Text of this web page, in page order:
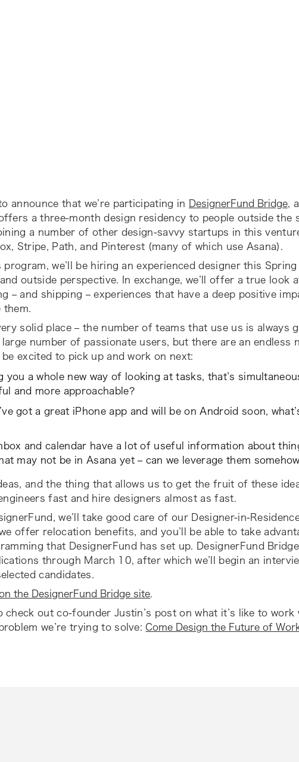
announce that we’re participating in DesignerFund Bridge, a
a three-month design residency to people outside the
a number of other design-savvy startups in this
Stripe, Path, and Pinterest (many of which use Asana).
we’ll be hiring an experienced designer this Spring
outside perspective. In exchange, we’ll offer a true look
– and shipping – experiences that have a deep positive
them.
solid place – the number of teams that use us is always
large number of passionate users, but there are an endless
be excited to pick up and work on next:
you a whole new way of looking at tasks, that’s
and more approachable?
got a great iPhone app and will be on Android soon,
and calendar have a lot of useful information about
may not be in Asana yet – can we leverage them
and the thing that allows us to get the fruit of these
fast and hire designers almost as fast.
we’ll take good care of our Designer-in-
offer relocation benefits, and you’ll be able to take
that DesignerFund has set up. DesignerFund
through March 10, after which we’ll begin an
candidates.
the DesignerFund Bridge site.
check out co-founder Justin’s post on what it’s like to work
we’re trying to solve:Come Design the Future of